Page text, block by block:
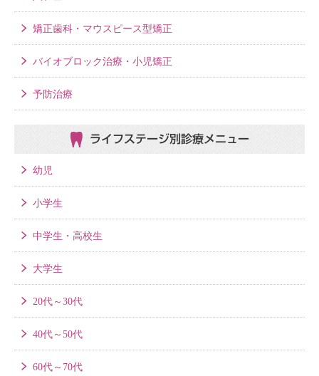
矯正歯科・マウスピース型矯正
バイオブロック治療・小児矯正
予防治療
ライフステージ別 診療メニュー
幼児
小学生
中学生・高校生
大学生
20代～30代
40代～50代
60代～70代